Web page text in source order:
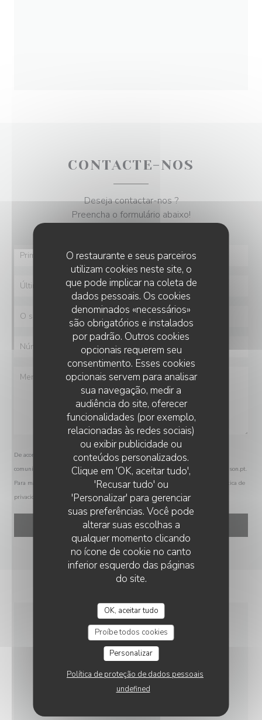
O restaurante e seus parceiros
utilizam cookies neste site, o
que pode implicar na coleta de
dados pessoais. Os cookies
denominados «necessários»
são obrigatórios e instalados
por padrão. Outros cookies
opcionais requerem seu
consentimento. Esses cookies
opcionais servem para analisar
sua navegação, medir a
audiência do site, oferecer
funcionalidades (por exemplo,
relacionadas às redes sociais)
ou exibir publicidade ou
conteúdos personalizados.
Clique em 'OK, aceitar tudo',
'Recusar tudo' ou
'Personalizar' para gerenciar
suas preferências. Você pode
alterar suas escolhas a
qualquer momento clicando
no ícone de cookie no canto
inferior esquerdo das páginas
do site.
OK, aceitar tudo
Proíbe todos cookies
Personalizar
Política de proteção de dados pessoais
undefined
CONTACTE-NOS
Deseja contactar-nos ?
Preencha o formulário abaixo!
De acordo com a legislação de proteção de dados, tem o direito de se opor a
comunicações de marketing. Pode registar-se na Lista Robinson através de
robinson.pt.
Para mais informações sobre o tratamento dos seus dados, consulte a nossa
política de
privacidade
INFORMAÇÕES GERAIS
CULINÁRIA
Caseiro